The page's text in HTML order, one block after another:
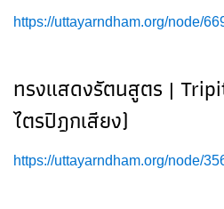
https://uttayarndham.org/node/
ทรงแสดงรัตนสูตร |
ไตรปิฎกเสียง)
https://uttayarndham.org/node/